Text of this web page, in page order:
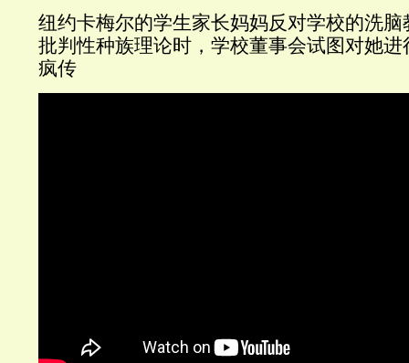
纽约卡梅尔的学生家长妈妈反对学校的洗
批判性种族理论时，学校董事会试图对她
疯传